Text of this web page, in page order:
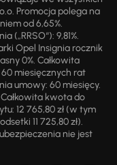
Promocja polega na
od 6,65%.
9,81%.
Opel Insignia rocznik
0%. Całkowita
miesięcznych rat
umowy: 60 miesięcy.
kwota do
12 765,80 zł (w tym
11 725,80 zł).
nie jest